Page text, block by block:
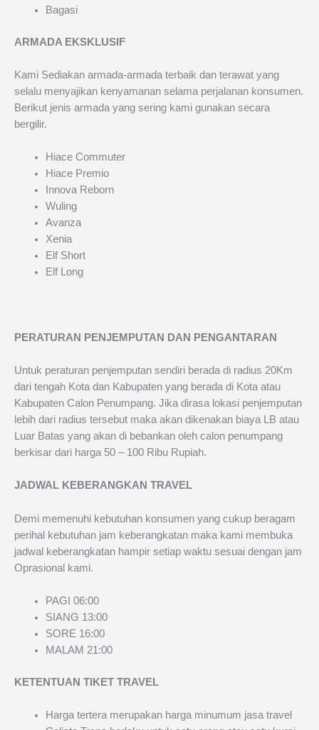
Bagasi
ARMADA EKSKLUSIF
Kami Sediakan armada-armada terbaik dan terawat yang
selalu menyajikan kenyamanan selama perjalanan konsumen.
Berikut jenis armada yang sering kami gunakan secara
bergilir.
Hiace Commuter
Hiace Premio
Innova Reborn
Wuling
Avanza
Xenia
Elf Short
Elf Long
PERATURAN PENJEMPUTAN DAN PENGANTARAN
Untuk peraturan penjemputan sendiri berada di radius 20Km
dari tengah Kota dan Kabupaten yang berada di Kota atau
Kabupaten Calon Penumpang. Jika dirasa lokasi penjemputan
lebih dari radius tersebut maka akan dikenakan biaya LB atau
Luar Batas yang akan di bebankan oleh calon penumpang
berkisar dari harga 50 – 100 Ribu Rupiah.
JADWAL KEBERANGKAN TRAVEL
Demi memenuhi kebutuhan konsumen yang cukup beragam
perihal kebutuhan jam keberangkatan maka kami membuka
jadwal keberangkatan hampir setiap waktu sesuai dengan jam
Oprasional kami.
PAGI 06:00
SIANG 13:00
SORE 16:00
MALAM 21:00
KETENTUAN TIKET TRAVEL
Harga tertera merupakan harga minumum jasa travel